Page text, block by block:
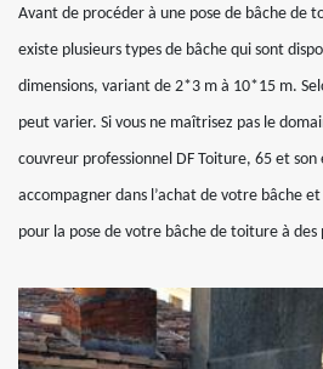
Avant de procéder à une pose de bâche de
existe plusieurs types de bâche qui sont
dimensions, variant de 2*3 m à 10*15 m.
peut varier. Si vous ne maîtrisez pas le
couvreur professionnel DF Toiture, 65 et
accompagner dans l’achat de votre bâche
pour la pose de votre bâche de toiture à des